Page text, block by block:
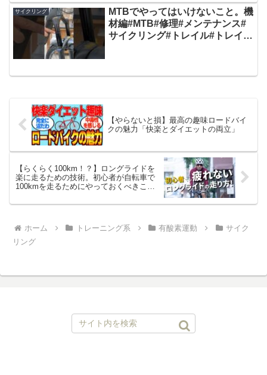
サイクリング
MTBでやってはいけないこと。機
材編#MTB#修理#メンテナンス#
サイクリング#トレイル#トレイル
【やらないと損】最高の趣味ロードバイ
クの魅力「快楽とダイエットの両立」
【らくらく100km！？】ロングライドを
楽に走るための技術。初心者が自転車で
100kmを走るためにやっておくべきこと
ホーム トレーニング系 有酸素運動
サイク
リング